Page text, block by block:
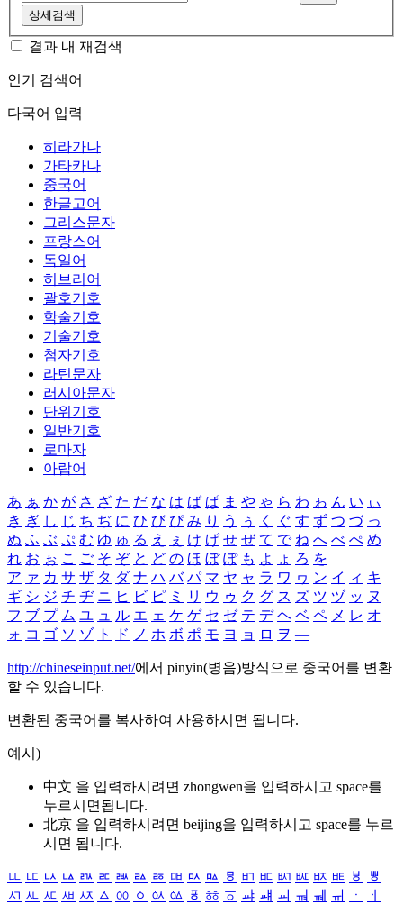
상세검색
결과 내 재검색
인기 검색어
다국어 입력
히라가나
가타카나
중국어
한글고어
그리스문자
프랑스어
독일어
히브리어
괄호기호
학술기호
기술기호
첨자기호
라틴문자
러시아문자
단위기호
일반기호
로마자
아랍어
あ ぁ か が さ ざ た だ な は ば ぱ ま や ゃ ら わ ゎ ん い ぃ
き ぎ し じ ち ぢ に ひ び ぴ み り う ぅ く ぐ す ず つ づ っ
ぬ ふ ぶ ぷ む ゆ ゅ る え ぇ け げ せ ぜ て で ね へ べ ぺ め
れ お ぉ こ ご そ ぞ と ど の ほ ぼ ぽ も よ ょ ろ を
ア ァ カ サ ザ タ ダ ナ ハ バ パ マ ヤ ャ ラ ワ ヮ ン イ ィ キ
ギ シ ジ チ ヂ ニ ヒ ビ ピ ミ リ ウ ゥ ク グ ス ズ ツ ヅ ッ ヌ
フ ブ プ ム ユ ュ ル エ ェ ケ ゲ セ ゼ テ デ ヘ ベ ペ メ レ オ
ォ コ ゴ ソ ゾ ト ド ノ ホ ボ ポ モ ヨ ョ ロ ヲ ―
http://chineseinput.net/에서 pinyin(병음)방식으로 중국어를 변환
할 수 있습니다.
변환된 중국어를 복사하여 사용하시면 됩니다.
예시)
中文 을 입력하시려면 zhongwen을 입력하시고 space를
누르시면됩니다.
北京 을 입력하시려면 beijing을 입력하시고 space를 누르
시면 됩니다.
ㅥ ㅦ ㅧ ㅨ ㅩ ㅪ ㅫ ㅬ ㅭ ㅮ ㅯ ㅰ ㅱ ㅲ ㅳ ㅴ ㅵ ㅶ ㅷ ㅸ
ㅹ
ㅺ ㅻ ㅼ ㅽ ㅾ ㅿ ㆀ ㆁ ㆂ ㆃ ㆄ ㆅ ㆆ ㆇ ㆈ ㆉ ㆊ ㆋ ㆌ ㆍ
ㆎ